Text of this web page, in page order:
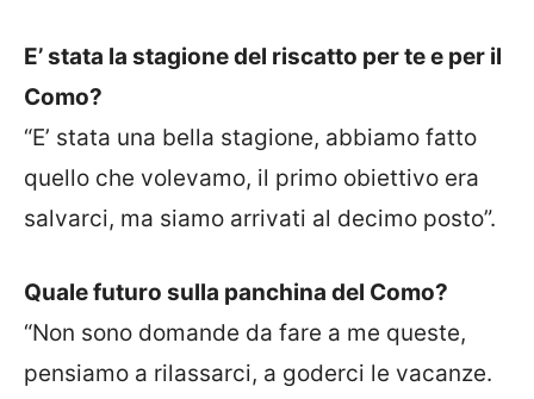
E’ stata la stagione del riscatto per te e per il
Como?
“E’ stata una bella stagione, abbiamo fatto
quello che volevamo, il primo obiettivo era
salvarci, ma siamo arrivati al decimo posto”.
Quale futuro sulla panchina del Como?
“Non sono domande da fare a me queste,
pensiamo a rilassarci, a goderci le vacanze.